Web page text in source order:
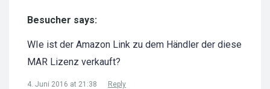
Besucher says:
WIe ist der Amazon Link zu dem Händler der diese
MAR Lizenz verkauft?
4. Juni 2016 at 21:38 Reply